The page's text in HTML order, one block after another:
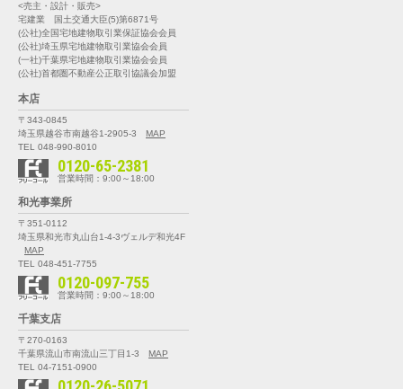
<売主・設計・販売>
宅建業 国土交通大臣(5)第6871号
(公社)全国宅地建物取引業保証協会会員
(公社)埼玉県宅地建物取引業協会会員
(一社)千葉県宅地建物取引業協会会員
(公社)首都圏不動産公正取引協議会加盟
本店
〒343-0845
埼玉県越谷市南越谷1-2905-3
MAP
TEL 048-990-8010
0120-65-2381
営業時間：9:00～18:00
和光事業所
〒351-0112
埼玉県和光市丸山台1-4-3ヴェルデ和光4F
MAP
TEL 048-451-7755
0120-097-755
営業時間：9:00～18:00
千葉支店
〒270-0163
千葉県流山市南流山三丁目1-3
MAP
TEL 04-7151-0900